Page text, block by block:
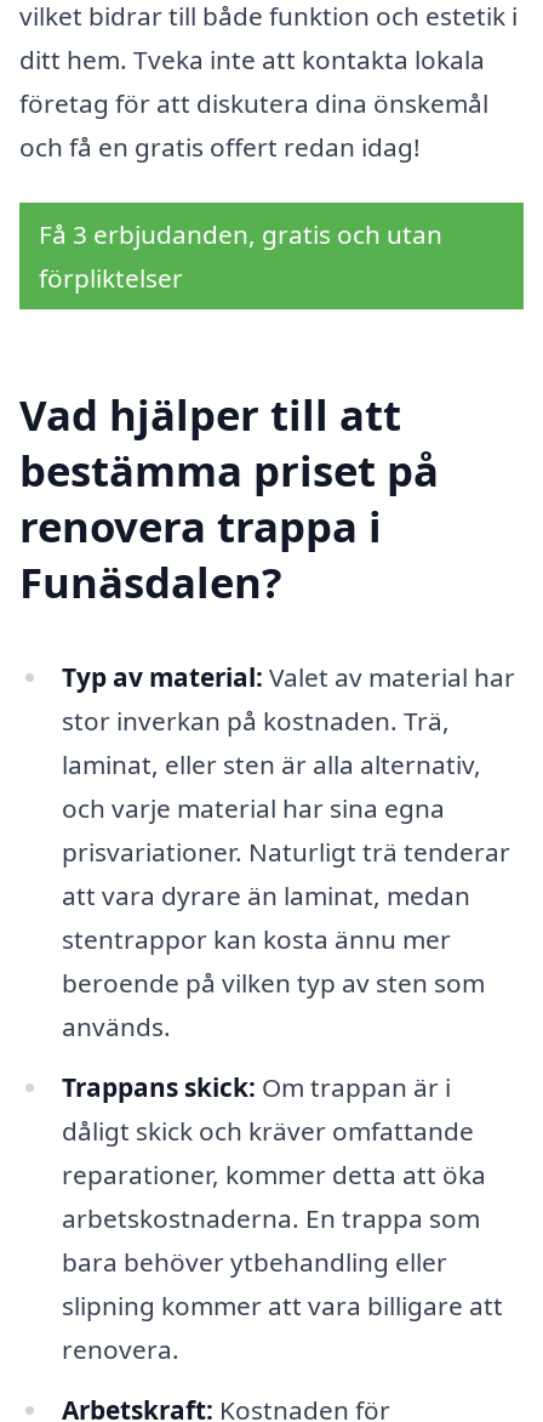
vilket bidrar till både funktion och estetik i
ditt hem. Tveka inte att kontakta lokala
företag för att diskutera dina önskemål
och få en gratis offert redan idag!
Få 3 erbjudanden, gratis och utan
förpliktelser
Vad hjälper till att
bestämma priset på
renovera trappa i
Funäsdalen?
Typ av material: Valet av material har
stor inverkan på kostnaden. Trä,
laminat, eller sten är alla alternativ,
och varje material har sina egna
prisvariationer. Naturligt trä tenderar
att vara dyrare än laminat, medan
stentrappor kan kosta ännu mer
beroende på vilken typ av sten som
används.
Trappans skick: Om trappan är i
dåligt skick och kräver omfattande
reparationer, kommer detta att öka
arbetskostnaderna. En trappa som
bara behöver ytbehandling eller
slipning kommer att vara billigare att
renovera.
Arbetskraft: Kostnaden för